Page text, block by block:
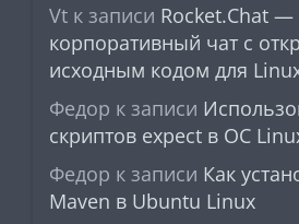
Vt к записи Rocket.Chat
корпоративный чат с
исходным кодом для
Федор к записи
скриптов expect в ОС
Федор к записи Как
Maven в Ubuntu Linux